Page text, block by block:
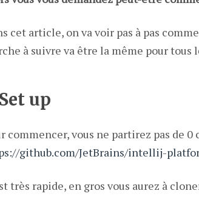
cet article, on va voir pas à pas
à suivre va être la même pour tous
up
commencer, vous ne partirez pas de
github.com/JetBrains/intellij-
très rapide, en gros vous aurez à